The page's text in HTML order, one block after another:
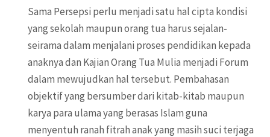
Sama Persepsi perlu menjadi satu hal cipta kondisi
yang sekolah maupun orang tua harus sejalan-
seirama dalam menjalani proses pendidikan kepada
anaknya dan Kajian Orang Tua Mulia menjadi Forum
dalam mewujudkan hal tersebut. Pembahasan
objektif yang bersumber dari kitab-kitab maupun
karya para ulama yang berasas Islam guna
menyentuh ranah fitrah anak yang masih suci terjaga